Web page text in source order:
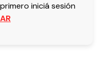
iniciá sesión